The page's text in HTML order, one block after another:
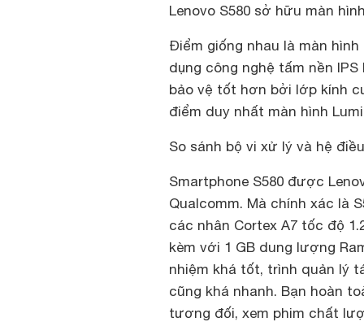
Lenovo S580 sở hữu màn
Điểm giống nhau là màn
dụng công nghệ tấm nền
bảo vệ tốt hơn bởi lớp kính
điểm duy nhất màn hình
So sánh bộ vi xử lý và hệ
Smartphone S580 được
Qualcomm. Mà chính xác là
các nhân Cortex A7 tốc độ
kèm với 1 GB dung lượng
nhiệm khá tốt, trình quản lý
cũng khá nhanh. Bạn hoàn
tương đối, xem phim chất